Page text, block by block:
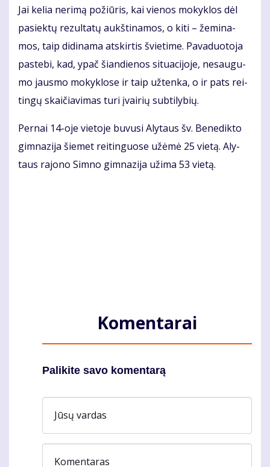
Jai ke­lia ne­ri­mą po­žiū­ris, kai vie­nos mo­kyk­los dėl
pa­siek­tų re­zul­ta­tų aukš­ti­na­mos, o ki­ti – že­mi­na­
mos, taip di­di­na­ma at­skir­tis švie­ti­me. Pa­va­duo­to­ja
pa­ste­bi, kad, ypač šian­die­nos si­tu­a­ci­jo­je, ne­sau­gu­
mo jaus­mo mo­kyk­lo­se ir taip už­ten­ka, o ir pats rei­
tin­gų skai­čia­vi­mas tu­ri įvai­rių sub­ti­ly­bių.
Per­nai 14-oje vie­to­je bu­vu­si Aly­taus šv. Be­ne­dik­to
gim­na­zi­ja šie­met rei­tin­guo­se už­ėmė 25 vie­tą. Aly­
taus ra­jo­no Sim­no gim­na­zi­ja už­ima 53 vietą.
Komentarai
Palikite savo komentarą
Jūsų vardas
Komentaras